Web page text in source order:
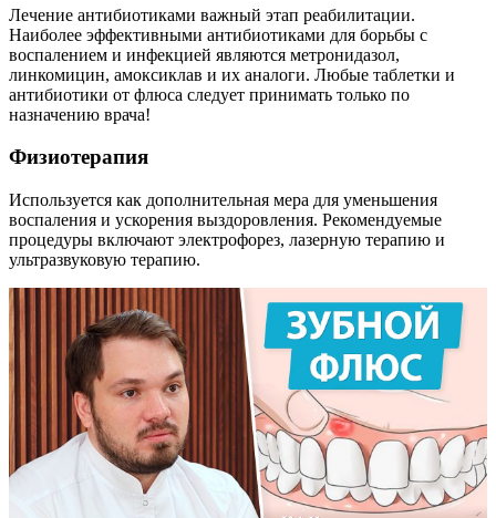
Лечение антибиотиками важный этап реабилитации.
Наиболее эффективными антибиотиками для борьбы с
воспалением и инфекцией являются метронидазол,
линкомицин, амоксиклав и их аналоги. Любые таблетки и
антибиотики от флюса следует принимать только по
назначению врача!
Физиотерапия
Используется как дополнительная мера для уменьшения
воспаления и ускорения выздоровления. Рекомендуемые
процедуры включают электрофорез, лазерную терапию и
ультразвуковую терапию.